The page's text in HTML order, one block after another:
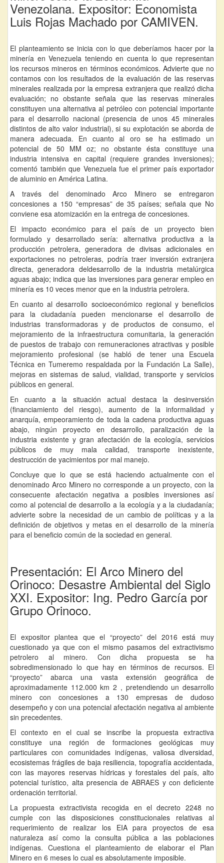
Venezolana. Expositor: Economista
Luis Rojas Machado por CAMIVEN.
El planteamiento se inicia con lo que deberíamos hacer por la
minería en Venezuela teniendo en cuenta lo que representan
los recursos mineros en términos económicos. Advierte que no
contamos con los resultados de la evaluación de las reservas
minerales realizada por la empresa extranjera que realizó dicha
evaluación; no obstante señala que las reservas minerales
constituyen una alternativa al petróleo con potencial importante
para el desarrollo nacional (presencia de unos 45 minerales
distintos de alto valor industrial), si su explotación se aborda de
manera adecuada. En cuanto al oro se ha estimado un
potencial de 50 MM oz; no obstante ésta constituye una
industria intensiva en capital (requiere grandes inversiones);
comentó también que Venezuela fue el primer país exportador
de aluminio en América Latina.
A través del denominado Arco Minero se entregaron
concesiones a 150 “empresas” de 35 países; señala que No
conviene esa atomización en la entrega de concesiones.
El impacto económico para el país de un proyecto bien
formulado y desarrollado sería: alternativa productiva a la
producción petrolera, generadora de divisas adicionales en
exportaciones no petroleras, podría traer inversión extranjera
directa, generadora deldesarrollo de la industria metalúrgica
aguas abajo; indica que las inversiones para generar empleo en
minería es 10 veces menor que en la industria petrolera.
En cuanto al desarrollo socioeconómico regional y beneficios
para la ciudadanía pueden mencionarse el desarrollo de
industrias transformadoras y de productos de consumo, el
mejoramiento de la infraestructura comunitaria, la generación
de puestos de trabajo con remuneraciones atractivas y posible
mejoramiento profesional (se habló de tener una Escuela
Técnica en Tumeremo respaldada por la Fundación La Salle),
mejoras en sistemas de salud, vialidad, transporte y servicios
públicos en general.
En cuanto a la situación actual destaca la desinversión
(financiamiento del riesgo), aumento de la informalidad y
anarquía, empeoramiento de toda la cadena productiva aguas
abajo, ningún proyecto en desarrollo, paralización de la
industria existente y gran afectación de la ecología, servicios
públicos de muy mala calidad, transporte inexistente,
destrucción de yacimientos por mal manejo.
Concluye que lo que se está haciendo actualmente con el
denominado Arco Minero no corresponde a un proyecto, con la
consecuente afectación negativa a posibles inversiones así
como al potencial de desarrollo a la ecología y a la ciudadanía;
advierte sobre la necesidad de un cambio de políticas y a la
definición de objetivos y metas en el desarrollo de la minería
para el beneficio común de la sociedad en general.
Presentación: El Arco Minero del
Orinoco: Desastre Ambiental del Siglo
XXI. Expositor: Ing. Pedro García por
Grupo Orinoco.
El expositor plantea que el “proyecto” del 2016 está muy
cuestionado ya que con el mismo pasamos del extractivismo
petrolero al minero. Con dicha propuesta se ha
sobredimensionado lo que hay en términos de recursos. El
“proyecto” abarca una vasta extensión geográfica de
aproximadamente 112.000 km 2 , pretendiendo un desarrollo
minero con concesiones a 130 empresas de dudoso
desempeño y con una potencial afectación negativa al ambiente
sin precedentes.
El contexto en el cual se inscribe la propuesta extractiva
constituye una región de formaciones geológicas muy
particulares con comunidades indígenas, valiosa diversidad,
ecosistemas frágiles de baja resiliencia, topografía accidentada,
con las mayores reservas hídricas y forestales del país, alto
potencial turístico, alta presencia de ABRAES y con deficiente
ordenación territorial.
La propuesta extractivista recogida en el decreto 2248 no
cumple con las disposiciones constitucionales relativas al
requerimiento de realizar los EIA para proyectos de esa
naturaleza así como la consulta pública a las poblaciones
indígenas. Cuestiona el planteamiento de elaborar el Plan
Minero en 6 meses lo cual es absolutamente imposible.